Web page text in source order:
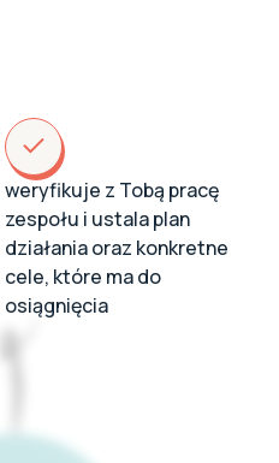
weryfikuje z Tobą pracę
zespołu i ustala plan
działania oraz konkretne
cele, które ma do
osiągnięcia